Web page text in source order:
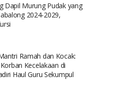
Dapil Murung Pudak yang
2024-2029,
Ramah dan Kocak:
Kecelakaan di
Haul Guru Sekumpul